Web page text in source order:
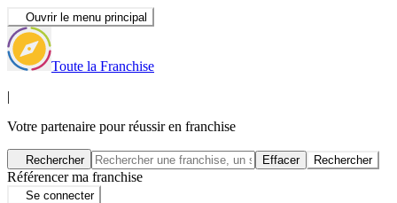
Ouvrir le menu principal
Toute la Franchise
|
Votre partenaire pour réussir en franchise
Rechercher Effacer Rechercher
Référencer ma franchise
Se connecter